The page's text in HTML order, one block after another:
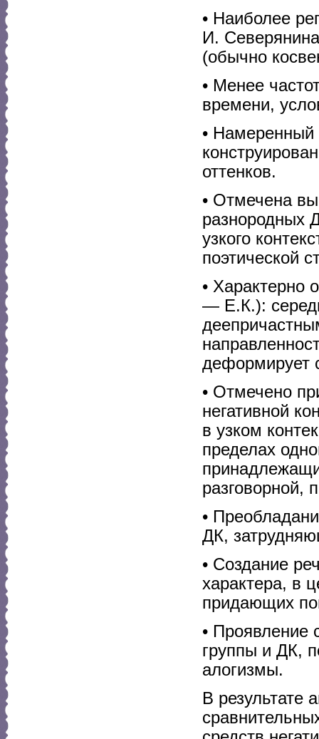
• Наиболее
И.
(обычно
• Менее
времени,
• Намеренный
оттенков.
• Отмечена
разнородных
узкого
поэтической
• Характерно
— Е.К.):
деформирует
• Отмечено
негативной
в узком
пределах
разговорной,
•
ДК,
• Создание
характера, в
придающих
• Проявление
группы и ДК,
алогизмы.
В результате